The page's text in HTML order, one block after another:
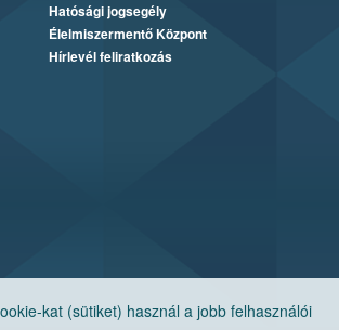
kat (sütiket) használ a jobb felhasználói
Hatósági jogsegély
Élelmiszermentő Központ
Hírlevél feliratkozás